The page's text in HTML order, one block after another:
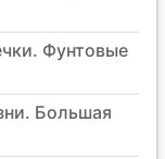
Фунтовые
Большая